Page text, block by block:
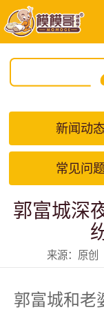
新闻动
常见问题
郭富城深
来源：原
郭富城和老